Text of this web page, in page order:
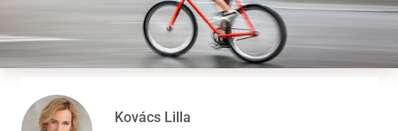
Kovács Lilla